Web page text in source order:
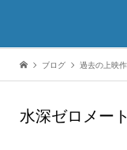
ブログ 過去の上映
水深ゼロメー